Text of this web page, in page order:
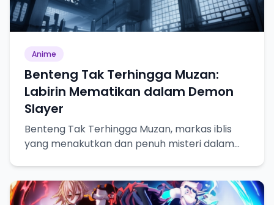
Anime
Benteng Tak Terhingga Muzan:
Labirin Mematikan dalam Demon
Slayer
Benteng Tak Terhingga Muzan, markas iblis
yang menakutkan dan penuh misteri dalam